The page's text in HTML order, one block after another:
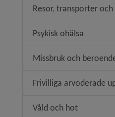
Resor, transporter
Psykisk ohälsa
Missbruk och
Frivilliga arvoderade
Våld och hot